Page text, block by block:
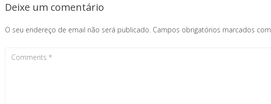
Deixe um comentário
O seu endereço de email não será publicado. Campos obrigatórios marcados com